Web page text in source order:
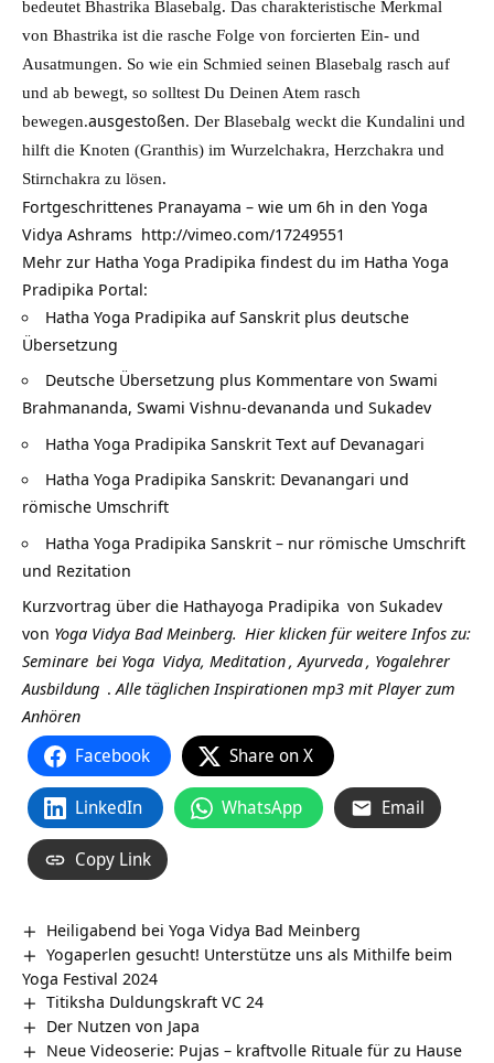
bedeutet Bhastrika Blasebalg. Das charakteristische Merkmal
von Bhastrika ist die rasche Folge von forcierten Ein- und
Ausatmungen. So wie ein Schmied seinen Blasebalg rasch auf
und ab bewegt, so solltest Du Deinen Atem rasch
bewegen.ausgestoßen. Der Blasebalg weckt die Kundalini und
hilft die Knoten (Granthis) im Wurzelchakra, Herzchakra und
Stirnchakra zu lösen.
Fortgeschrittenes Pranayama – wie um 6h in den Yoga
Vidya Ashrams http://vimeo.com/17249551
Mehr zur Hatha Yoga Pradipika findest du im Hatha Yoga
Pradipika Portal:
Hatha Yoga Pradipika auf Sanskrit plus deutsche
Übersetzung
Deutsche Übersetzung plus Kommentare von Swami
Brahmananda, Swami Vishnu-devananda und Sukadev
Hatha Yoga Pradipika Sanskrit Text auf Devanagari
Hatha Yoga Pradipika Sanskrit: Devanangari und
römische Umschrift
Hatha Yoga Pradipika Sanskrit – nur römische Umschrift
und Rezitation
Kurzvortrag über die Hathayoga Pradipika von Sukadev
von Yoga Vidya Bad Meinberg. Hier klicken für weitere Infos zu:
Seminare bei Yoga Vidya, Meditation,Ayurveda, Yogalehrer
Ausbildung .Alle täglichen Inspirationen mp3 mit Player zum
Anhören
Facebook Share on X
LinkedIn WhatsApp Email
Copy Link
Heiligabend bei Yoga Vidya Bad Meinberg
Yogaperlen gesucht! Unterstütze uns als Mithilfe beim
Yoga Festival 2024
Titiksha Duldungskraft VC 24
Der Nutzen von Japa
Neue Videoserie: Pujas – kraftvolle Rituale für zu Hause